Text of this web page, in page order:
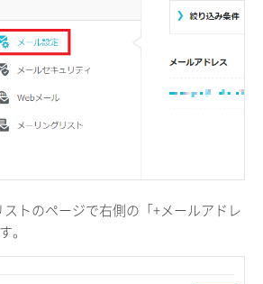
トのページで右側の「+メールアドレ
。